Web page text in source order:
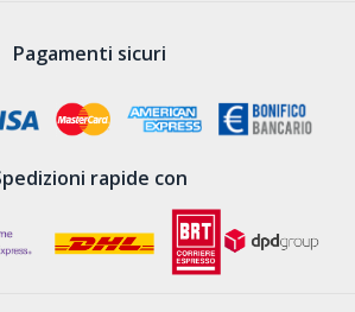
Pagamenti sicuri
rapide con